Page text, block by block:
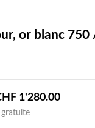
or blanc 750
1'280.00Plage
gratuite